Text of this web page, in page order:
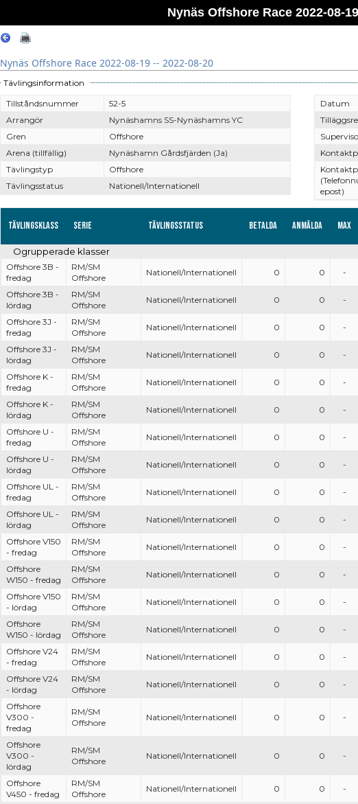
Nynäs Offshore Race 2022-08-
Nynäs Offshore Race 2022-08-19 -- 2022-08-20
Tävlingsinformation
Tillståndsnummer
52-5
Arrangör
Nynäshamns SS-Nynäshamns YC
Gren
Offshore
Arena (tillfällig)
Nynäshamn Gårdsfjärden (Ja)
Tävlingstyp
Offshore
Tävlingsstatus
Nationell/Internationell
Datum
epost)
Tävlingsklass Serie Tävlingsstatus Betalda Anmälda Max
Ogrupperade klasser
Offshore 3B -
fredag
RM/SM
Offshore
Nationell/Internationell 0 0 -
Offshore 3B -
lördag
RM/SM
Offshore
Nationell/Internationell 0 0 -
Offshore 3J -
fredag
RM/SM
Offshore
Nationell/Internationell 0 0 -
Offshore 3J -
lördag
RM/SM
Offshore
Nationell/Internationell 0 0 -
Offshore K -
fredag
RM/SM
Offshore
Nationell/Internationell 0 0 -
Offshore K -
lördag
RM/SM
Offshore
Nationell/Internationell 0 0 -
Offshore U -
fredag
RM/SM
Offshore
Nationell/Internationell 0 0 -
Offshore U -
lördag
RM/SM
Offshore
Nationell/Internationell 0 0 -
Offshore UL -
fredag
RM/SM
Offshore
Nationell/Internationell 0 0 -
Offshore UL -
lördag
RM/SM
Offshore
Nationell/Internationell 0 0 -
Offshore V150
- fredag
RM/SM
Offshore
Nationell/Internationell 0 0 -
Offshore
W150 - fredag
RM/SM
Offshore
Nationell/Internationell 0 0 -
Offshore V150
- lördag
RM/SM
Offshore
Nationell/Internationell 0 0 -
Offshore
W150 - lördag
RM/SM
Offshore
Nationell/Internationell 0 0 -
Offshore V24
- fredag
RM/SM
Offshore
Nationell/Internationell 0 0 -
Offshore V24
- lördag
RM/SM
Offshore
Nationell/Internationell 0 0 -
Offshore
V300 -
fredag
RM/SM
Offshore
Nationell/Internationell 0 0 -
Offshore
V300 -
lördag
RM/SM
Offshore
Nationell/Internationell 0 0 -
Offshore
V450 - fredag
RM/SM
Offshore
Nationell/Internationell 0 0 -